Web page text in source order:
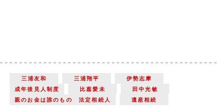
三浦友和 三浦翔平
伊勢志摩
成年後見人制度
比嘉愛未
田中光敏
親のお金は誰のもの 法定相続人
遺産相続